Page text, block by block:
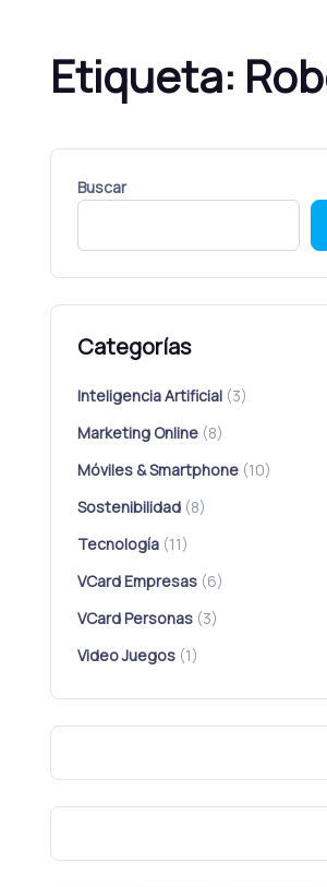
Etiqueta:
Buscar
Categorías
Inteligencia Artificial(3)
Marketing Online(8)
Móviles & Smartphone(10)
Sostenibilidad(8)
Tecnología(11)
VCard Empresas(6)
VCard Personas(3)
Video Juegos(1)